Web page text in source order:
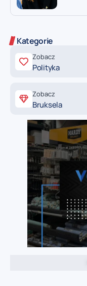
Kategorie
Zobacz
Polityka
Zobacz
Bruksela